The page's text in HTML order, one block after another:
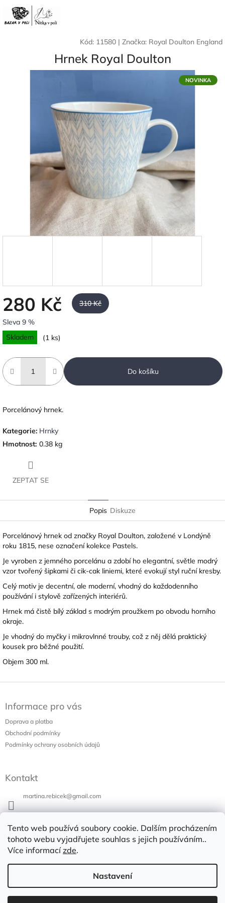
Tento web používá soubory cookie. Dalším procházením
tohoto webu vyjadřujete souhlas s jejich používáním..
Více informacízde.
Nastavení
obsah
Kód: 11580 | Značka: Royal Doulton England
Hrnek Royal Doulton
NOVINKA
280 Kč 310 Kč
Sleva 9 %
Měrná
cena:
Skladem (1 ks)
Do košíku
Porcelánový hrnek.
Kategorie: Hrnky
Hmotnost: 0.38 kg
ZEPTAT SE
Popis Diskuze
Porcelánový hrnek od značky Royal Doulton, založené v Londýně
roku 1815, nese označení kolekce Pastels.
Je vyroben z jemného porcelánu a zdobí ho elegantní, světle modrý
vzor tvořený šipkami či cik-cak liniemi, které evokují styl ruční kresby.
Celý motiv je decentní, ale moderní, vhodný do každodenního
používání i stylově zařízených interiérů.
Hrnek má čistě bílý základ s modrým proužkem po obvodu horního
okraje.
Je vhodný do myčky i mikrovlnné trouby, což z něj dělá praktický
kousek pro běžné použití.
Objem 300 ml.
Informace pro vás
Doprava a platba
Obchodní podmínky
Podmínky ochrany osobních údajů
Kontakt
martina.rebicek@gmail.com
Bazar v Poli
bazarvpoli